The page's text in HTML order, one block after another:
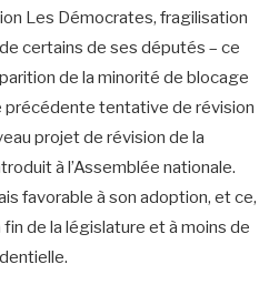
Les Démocrates, fragilisation
certains de ses députés – ce
de la minorité de blocage
précédente tentative de révision
projet de révision de la
à l’Assemblée nationale.
favorable à son adoption, et ce,
de la législature et à moins de